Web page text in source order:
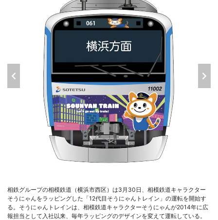
相鉄グループの相模鉄道（横浜市西区）は3月30日、相模鉄道キャラクター
そうにゃんをラッピングした「12代目そうにゃんトレイン」の運転を開始す
る。そうにゃんトレインは、相模鉄道キャラクターそうにゃんが2014年に広
報担当として入社以来、毎年ラッピングのデザインを変えて運転している。